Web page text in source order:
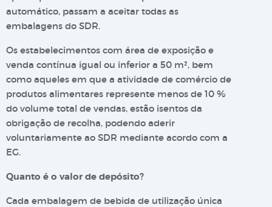
automático, passam a aceitar todas as
embalagens do SDR.
Os estabelecimentos com área de exposição e
venda contínua igual ou inferior a 50 m², bem
como aqueles em que a atividade de comércio de
produtos alimentares represente menos de 10 %
do volume total de vendas, estão isentos da
obrigação de recolha, podendo aderir
voluntariamente ao SDR mediante acordo com a
EG.
Quanto é o valor de depósito?
Cada embalagem de bebida de utilização única